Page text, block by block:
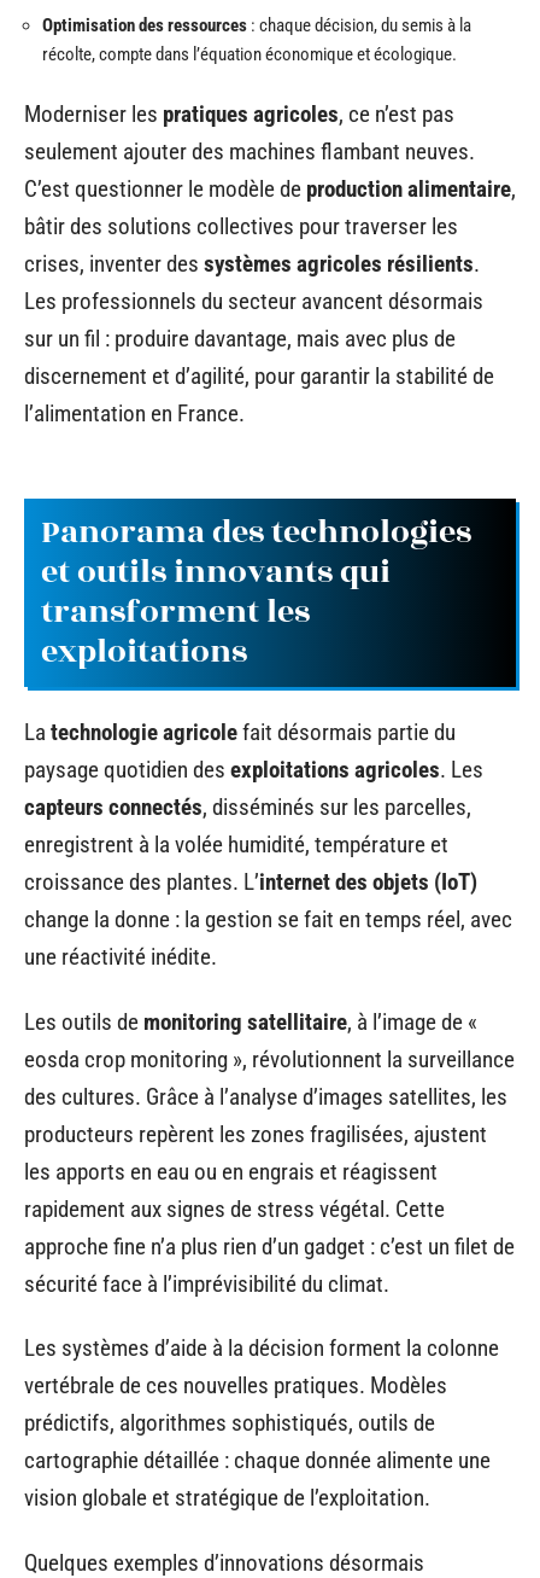
Optimisation des ressources : chaque décision, du semis à la
récolte, compte dans l’équation économique et écologique.
Moderniser les pratiques agricoles, ce n’est pas
seulement ajouter des machines flambant neuves.
C’est questionner le modèle de production alimentaire,
bâtir des solutions collectives pour traverser les
crises, inventer des systèmes agricoles résilients.
Les professionnels du secteur avancent désormais
sur un fil : produire davantage, mais avec plus de
discernement et d’agilité, pour garantir la stabilité de
l’alimentation en France.
Panorama des technologies
et outils innovants qui
transforment les
exploitations
La technologie agricolefait désormais partie du
paysage quotidien des exploitations agricoles. Les
capteurs connectés, disséminés sur les parcelles,
enregistrent à la volée humidité, température et
croissance des plantes. L’internet des objets (IoT)
change la donne : la gestion se fait en temps réel, avec
une réactivité inédite.
Les outils de monitoring satellitaire, à l’image de «
eosda crop monitoring », révolutionnent la surveillance
des cultures. Grâce à l’analyse d’images satellites, les
producteurs repèrent les zones fragilisées, ajustent
les apports en eau ou en engrais et réagissent
rapidement aux signes de stress végétal. Cette
approche fine n’a plus rien d’un gadget : c’est un filet de
sécurité face à l’imprévisibilité du climat.
Les systèmes d’aide à la décision forment la colonne
vertébrale de ces nouvelles pratiques. Modèles
prédictifs, algorithmes sophistiqués, outils de
cartographie détaillée : chaque donnée alimente une
vision globale et stratégique de l’exploitation.
Quelques exemples d’innovations désormais